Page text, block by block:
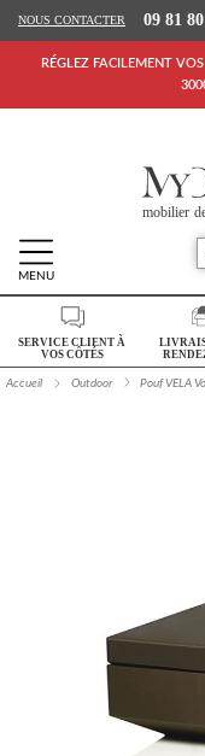
NOUS CONTACTER 09 81
RÉGLEZ FACILEMENT
MENU
Retour Accueil
SALON
SERVICE CLIENT À
VOS CÔTÉS
Accueil Outdoor Pouf VELA